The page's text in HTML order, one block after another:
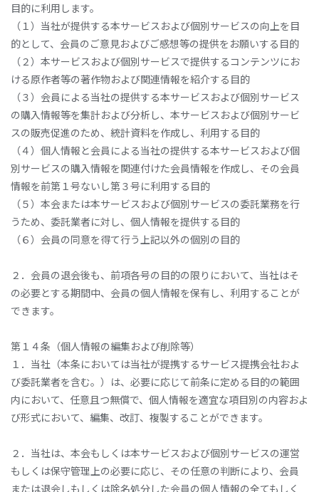
目的に利用します。
（１）当社が提供する本サービスおよび個別サービスの向上を目
的として、会員のご意見およびご感想等の提供をお願いする目的
（２）本サービスおよび個別サービスで提供するコンテンツにお
ける原作者等の著作物および関連情報を紹介する目的
（３）会員による当社の提供する本サービスおよび個別サービス
の購入情報等を集計および分析し、本サービスおよび個別サービ
スの販売促進のため、統計資料を作成し、利用する目的
（４）個人情報と会員による当社の提供する本サービスおよび個
別サービスの購入情報を関連付けた会員情報を作成し、その会員
情報を前第１号ないし第３号に利用する目的
（５）本会または本サービスおよび個別サービスの委託業務を行
うため、委託業者に対し、個人情報を提供する目的
（６）会員の同意を得て行う上記以外の個別の目的
２．会員の退会後も、前項各号の目的の限りにおいて、当社はそ
の必要とする期間中、会員の個人情報を保有し、利用することが
できます。
第１４条（個人情報の編集および削除等）
１．当社（本条においては当社が提携するサービス提携会社およ
び委託業者を含む。）は、必要に応じて前条に定める目的の範囲
内において、任意且つ無償で、個人情報を適宜な項目別の内容およ
び形式において、編集、改訂、複製することができます。
２．当社は、本会もしくは本サービスおよび個別サービスの運営
もしくは保守管理上の必要に応じ、その任意の判断により、会員
または退会しもしくは除名処分した会員の個人情報の全てもしく